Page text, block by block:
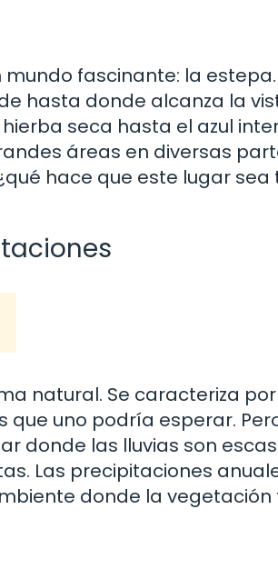
mundo fascinante: la estepa.
hasta donde alcanza la
seca hasta el azul
áreas en diversas
hace que este lugar sea
natural. Se caracteriza
uno podría esperar.
donde las lluvias son
Las precipitaciones
donde la vegetación